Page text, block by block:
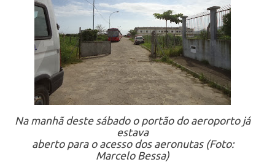
Na manhã deste sábado o portão do aeroporto já
estava
aberto para o acesso dos aeronutas (Foto:
Marcelo Bessa)